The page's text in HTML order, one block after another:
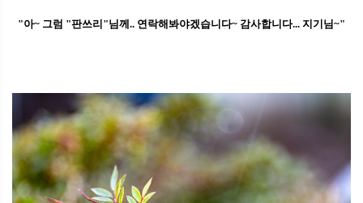
"아~ 그럼 "판쓰리"님께.. 연락해봐야겠습니다~ 감사합니다... 지기님~"